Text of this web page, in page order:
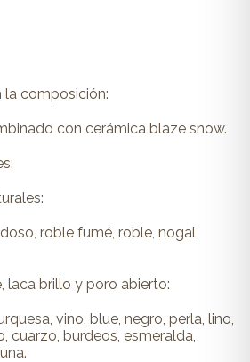
la composición:
con cerámica blaze snow.
roble fumé, roble, nogal
laca brillo y poro abierto:
vino, blue, negro, perla, lino,
cuarzo, burdeos, esmeralda,